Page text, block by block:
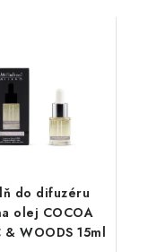
do difuzéru
olej COCOA
& WOODS 15ml